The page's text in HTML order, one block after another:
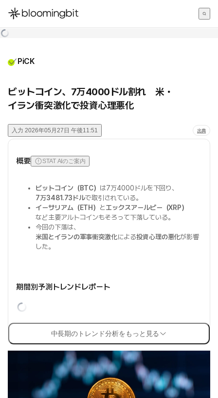
한국어
PiCK
ビットコイン、7万4000ドル割れ 米・
イラン衝突激化で投資心理悪化
入力 2026年05月27日 午後11:51 出典
概要 STAT AIのご案内
ビットコイン（BTC） は7万4000ドルを下回り、
7万3481.73ドルで取引されている。
イーサリアム（ETH）
とエックスアールピー（XRP）
など主要アルトコインもそろって下落している。
今回の下落は、
米国とイランの軍事衝突激化による投資心理の悪化が影響
した。
期間別予測トレンドレポート
中長期のトレンド分析をもっと見る